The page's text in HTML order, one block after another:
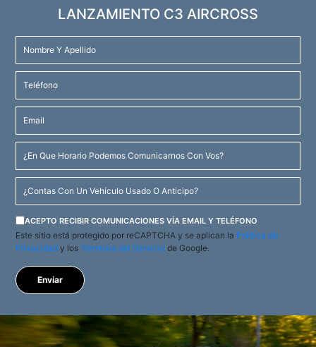
LANZAMIENTO C3 AIRCROSS
ACEPTO RECIBIR COMUNICACIONES VÍA EMAIL Y TELÉFONO
Este sitio está protegido por reCAPTCHA y se aplican la Política de
Privacidad y losTérminos del Servicio de Google.
Enviar